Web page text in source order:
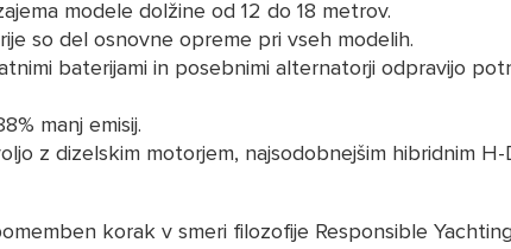
modele dolžine od 12 do 18 metrov.
so del osnovne opreme pri vseh modelih.
baterijami in posebnimi alternatorji odpravijo
manj emisij.
z dizelskim motorjem, najsodobnejšim hibridnim
korak v smeri filozofije Responsible